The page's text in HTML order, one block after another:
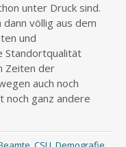
unter Druck sind.
völlig aus dem
und
Standortqualität
Zeiten der
auch noch
noch ganz andere